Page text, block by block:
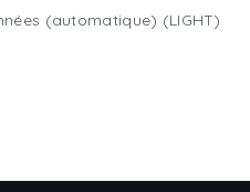
(automatique) (LIGHT)